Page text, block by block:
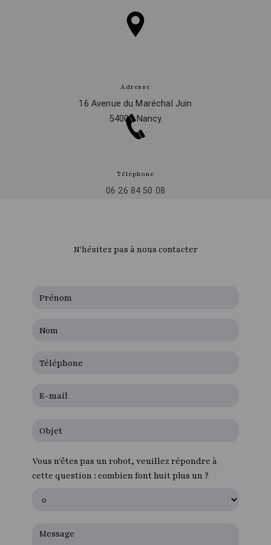
Adresse
16 Avenue du Maréchal Juin
54000 Nancy
Téléphone
06 26 84 50 08
N'hésitez pas à nous contacter
Vous n'êtes pas un robot, veuillez répondre à
cette question : combien font huit plus un ?